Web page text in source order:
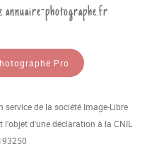
photographe.fr
Pro
de la société Image-Libre
d'une déclaration à la CNIL